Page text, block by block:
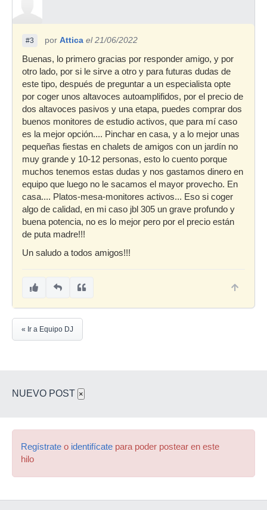
#3 por Attica el 21/06/2022
Buenas, lo primero gracias por responder amigo, y por
otro lado, por si le sirve a otro y para futuras dudas de
este tipo, después de preguntar a un especialista opte
por coger unos altavoces autoamplifidos, por el precio de
dos altavoces pasivos y una etapa, puedes comprar dos
buenos monitores de estudio activos, que para mí caso
es la mejor opción.... Pinchar en casa, y a lo mejor unas
pequeñas fiestas en chalets de amigos con un jardín no
muy grande y 10-12 personas, esto lo cuento porque
muchos tenemos estas dudas y nos gastamos dinero en
equipo que luego no le sacamos el mayor provecho. En
casa.... Platos-mesa-monitores activos... Eso si coger
algo de calidad, en mi caso jbl 305 un grave profundo y
buena potencia, no es lo mejor pero por el precio están
de puta madre!!!
Un saludo a todos amigos!!!
« Ir a Equipo DJ
NUEVO POST ×
Regístrate o identifícate para poder postear en este
hilo